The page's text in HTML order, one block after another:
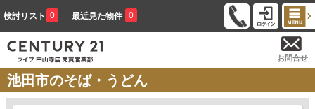
検討リスト 0 最近見た物件 0
お問合せ
池田市のそば・うどん